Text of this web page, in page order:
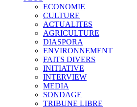
ECONOMIE
CULTURE
ACTUALITES
AGRICULTURE
DIASPORA
ENVIRONNEMENT
FAITS DIVERS
INITIATIVE
INTERVIEW
MEDIA
SONDAGE
TRIBUNE LIBRE